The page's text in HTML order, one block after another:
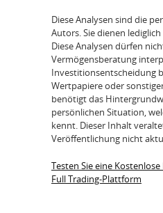
Diese Analysen sind die
Autors. Sie dienen
Diese Analysen dürfen
Vermögensberatung
Investitionsentscheidung
Wertpapiere oder
benötigt das
persönlichen Situation,
kennt. Dieser Inhalt
Veröffentlichung nicht
Testen Sie eine
Full Trading-Plattform